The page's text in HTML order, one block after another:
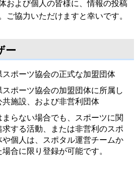
および個人の皆様に、情報の投稿
ご協力いただけますと幸いです。
ー
ポーツ協会の正式な加盟団体
ポーツ協会の加盟団体に所属し
施設、および非営利団体
らない場合でも、スポーツに関
する活動、または非営利のスポ
個人は、スポタル運営チームか
合に限り登録が可能です。